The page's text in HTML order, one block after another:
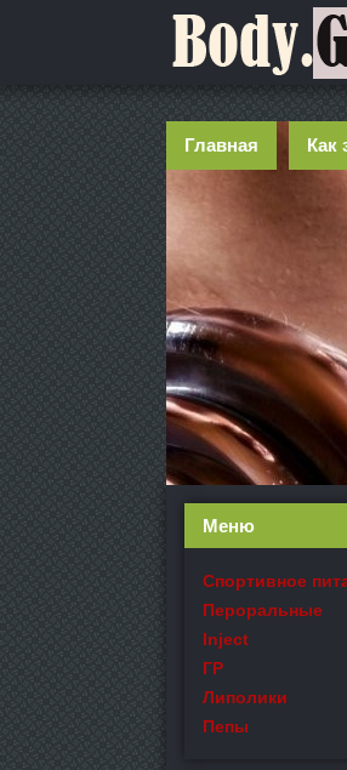
Главная Как
Меню
Спортивное
Пероральные
Inject
ГР
Липолики
Пепы